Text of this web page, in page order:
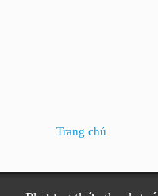
Trang chủ